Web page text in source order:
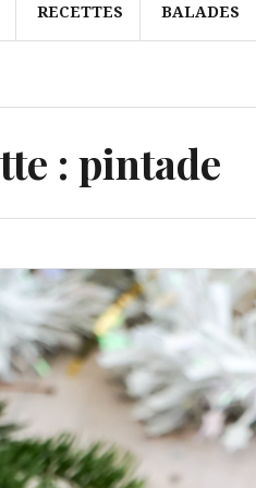
RECETTES BALADES
: pintade